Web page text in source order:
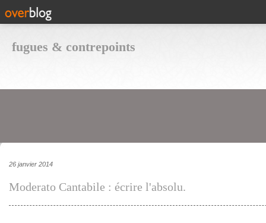
fugues & contrepoints
26 janvier 2014
Moderato Cantabile : écrire l'absolu.